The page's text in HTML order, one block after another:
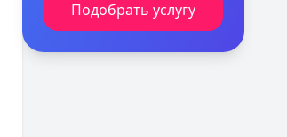
Подобрать услугу